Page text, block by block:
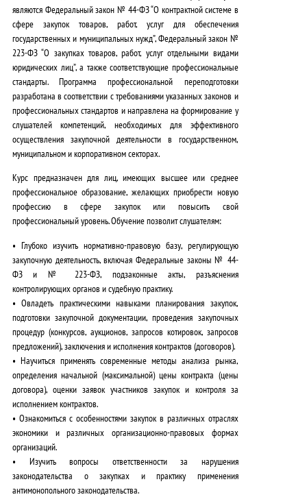
являются Федеральный закон № 44-ФЗ “О контрактной системе в
сфере закупок товаров, работ, услуг для обеспечения
государственных и муниципальных нужд”, Федеральный закон №
223-ФЗ “О закупках товаров, работ, услуг отдельными видами
юридических лиц”, а также соответствующие профессиональные
стандарты.Программа профессиональной переподготовки
разработана в соответствии с требованиями указанных законов и
профессиональных стандартов и направлена на формирование у
слушателей компетенций, необходимых для эффективного
осуществления закупочной деятельности в государственном,
муниципальном и корпоративном секторах.
Курс предназначен для лиц, имеющих высшее или среднее
профессиональное образование, желающих приобрести новую
профессию в сфере закупок или повысить свой
профессиональный уровень. Обучение позволит слушателям:
• Глубоко изучить нормативно-правовую базу, регулирующую
закупочную деятельность, включая Федеральные законы № 44-
ФЗ и № 223-ФЗ, подзаконные акты, разъяснения
контролирующих органов и судебную практику.
•Овладеть практическими навыкамипланирования закупок,
подготовки закупочной документации, проведения закупочных
процедур (конкурсов, аукционов, запросов котировок, запросов
предложений), заключения и исполнения контрактов (договоров).
•Научиться применять современные методы анализа рынка,
определения начальной (максимальной) цены контракта (цены
договора), оценки заявок участников закупок и контроля за
исполнением контрактов.
• Ознакомиться с особенностямизакупок в различных отраслях
экономики и различных организационно-правовых формах
организаций.
• Изучить вопросы ответственности за нарушения
законодательства о закупках и практику применения
антимонопольного законодательства.